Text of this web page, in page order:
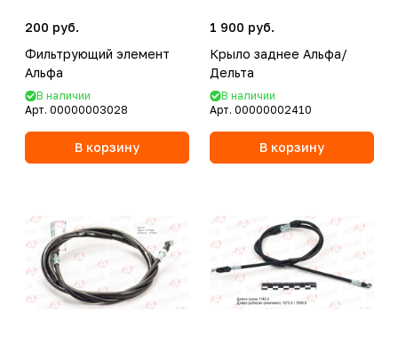
200 руб.
Фильтрующий элемент
Альфа
В наличии
Арт. 00000003028
В корзину
1 900 руб.
Крыло заднее Альфа/
Дельта
В наличии
Арт. 00000002410
В корзину